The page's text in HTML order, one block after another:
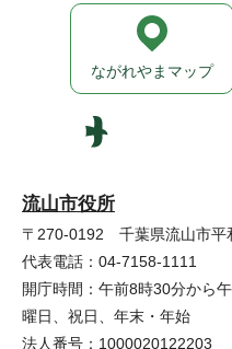
流山市役所
〒270-0192 千葉県流山市
代表電話：04-7158-1111
開庁時間：午前8時30分から
曜日、祝日、年末・年始
法人番号：1000020122203
ながれやまマップ